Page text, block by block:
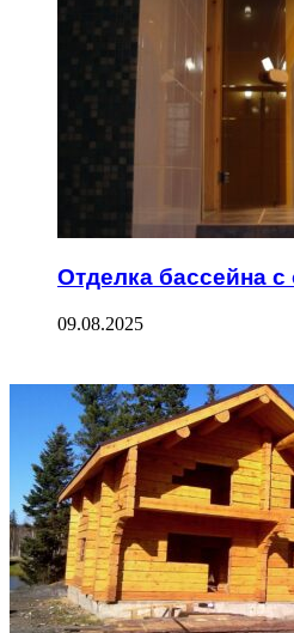
Отделка бассейна
09.08.2025